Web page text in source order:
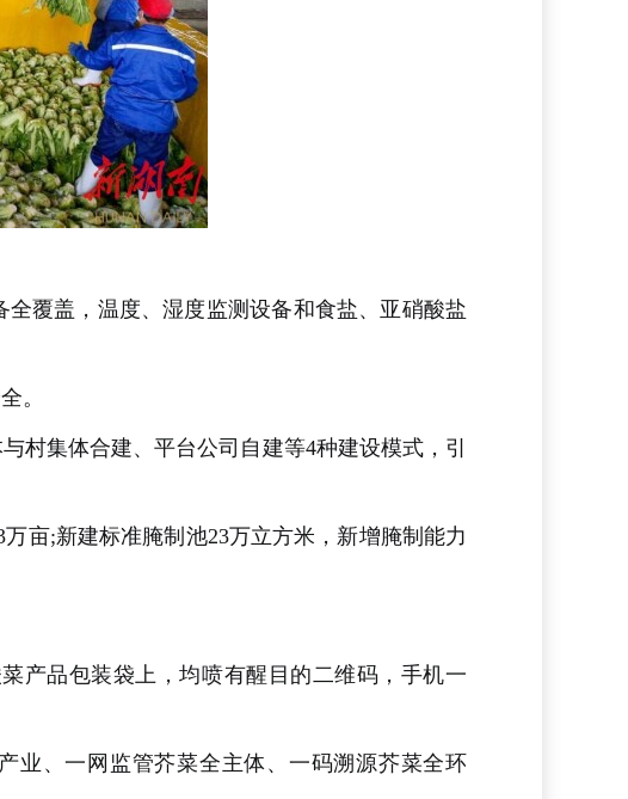
覆盖，温度、湿度监测设备和食盐、亚硝酸盐
。
村集体合建、平台公司自建等4种建设模式，引
亩;新建标准腌制池23万立方米，新增腌制能力
产品包装袋上，均喷有醒目的二维码，手机一
业、一网监管芥菜全主体、一码溯源芥菜全环